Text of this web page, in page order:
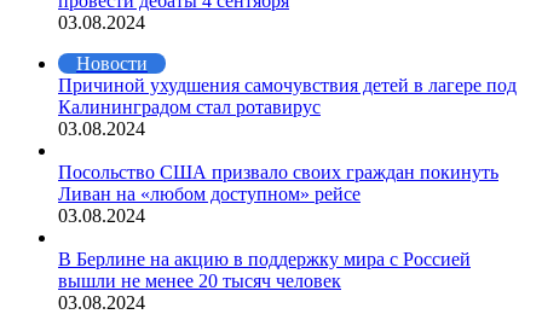
03.08.2024
Новости
Причиной ухудшения самочувствия детей в лагере под
Калининградом стал ротавирус
03.08.2024
Посольство США призвало своих граждан покинуть
Ливан на «любом доступном» рейсе
03.08.2024
В Берлине на акцию в поддержку мира с Россией
вышли не менее 20 тысяч человек
03.08.2024